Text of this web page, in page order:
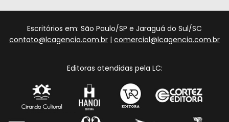
Escritórios em: São Paulo/SP e Jaraguá do Sul/SC
contato@lcagencia.com.br | comercial@lcagencia.com.br
Editoras atendidas pela LC: